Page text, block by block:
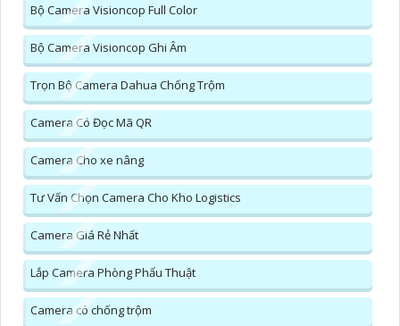
Bộ Camera Visioncop Full Color
Bộ Camera Visioncop Ghi Âm
Trọn Bộ Camera Dahua Chống Trộm
Camera Có Đọc Mã QR
Camera Cho xe nâng
Tư Vấn Chọn Camera Cho Kho Logistics
Camera Giá Rẻ Nhất
Lắp Camera Phòng Phẩu Thuật
Camera có chống trộm